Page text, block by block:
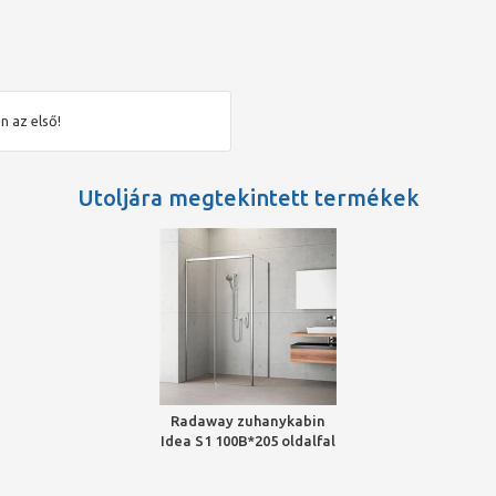
A rendelésleadásnál ügyeljen a pontos cikkszám
alakulhat ki. (Zuhanykabinjaink az EN 14428:2008+A1
védőréteggel! Praktikus megoldást kínálunk, ami
az üveg ütésállósága, terhelhetősége jelentősen megnő,
az első!
Utoljára megtekintett termékek
Radaway zuhanykabin
Idea S1 100B*205 oldalfal